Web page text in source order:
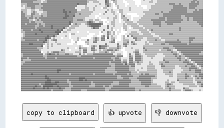
copy to clipboard 👍 upvote 👎 downvote